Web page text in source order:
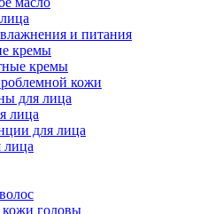
и питания
кремы
кремы
кожи
для лица
лица
для лица
лица
кожи головы